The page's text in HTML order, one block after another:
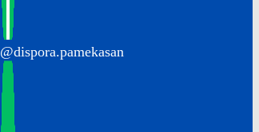
@dispora.pamekasan